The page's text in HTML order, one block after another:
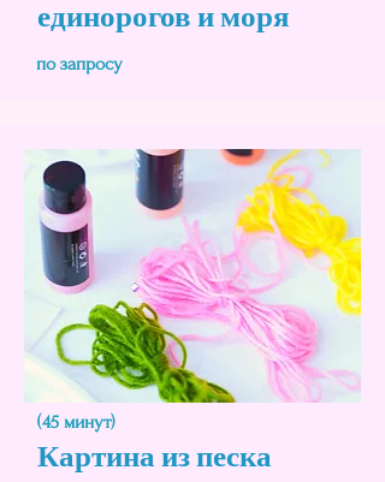
единорогов и моря
по запросу
(45 минут)
Картина из песка